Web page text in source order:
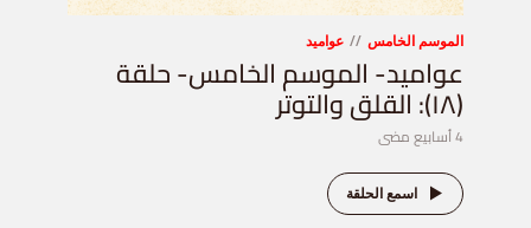
الموسم الخامس عواميد
عواميد- الموسم الخامس- حلقة
(١٨): القلق والتوتر
4 أسابيع مضى
اسمع الحلقة